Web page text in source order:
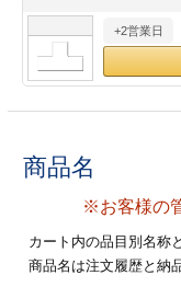
印刷
リーブ印刷
加工
フォルダー
ファイル印刷
ァイル印刷
+2営業日
商品名
※お客様の
カート内の品目別名称
商品名は注文履歴と納